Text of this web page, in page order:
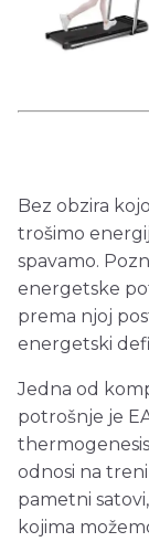
Bez obzira
trošimo
spavamo.
energetske
prema njoj
energetski
Jedna od
potrošnje je
odnosi na
pametni
kojima